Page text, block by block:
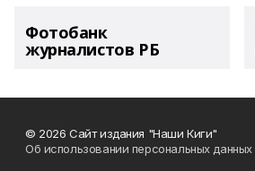
Фотобанк
журналистов РБ
© 2026 Сайт издания "Наши Киги"
Об использовании персональных данных